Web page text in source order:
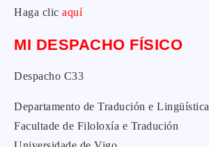
Haga clic aquí
MI DESPACHO FÍSICO
Despacho C33
Departamento de Tradución e Lingüística
Facultade de Filoloxía e Tradución